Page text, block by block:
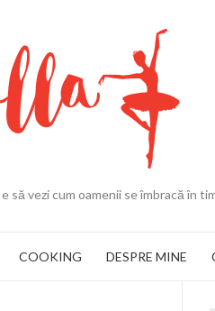
vezi cum oamenii se îmbracă în
COOKING DESPRE MINE